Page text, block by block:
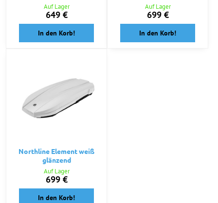
Auf Lager
649 €
In den Korb!
Auf Lager
699 €
In den Korb!
Northline Element weiß
glänzend
Auf Lager
699 €
In den Korb!